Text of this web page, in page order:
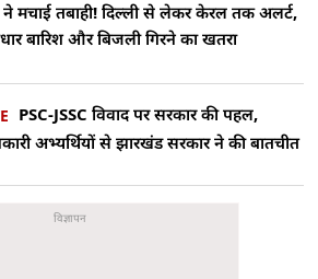
ने मचाई तबाही! दिल्ली से लेकर केरल तक अलर्ट,
बारिश और बिजली गिरने का खतरा
PSC-JSSC विवाद पर सरकार की पहल,
अभ्यर्थियों से झारखंड सरकार ने की बातचीत